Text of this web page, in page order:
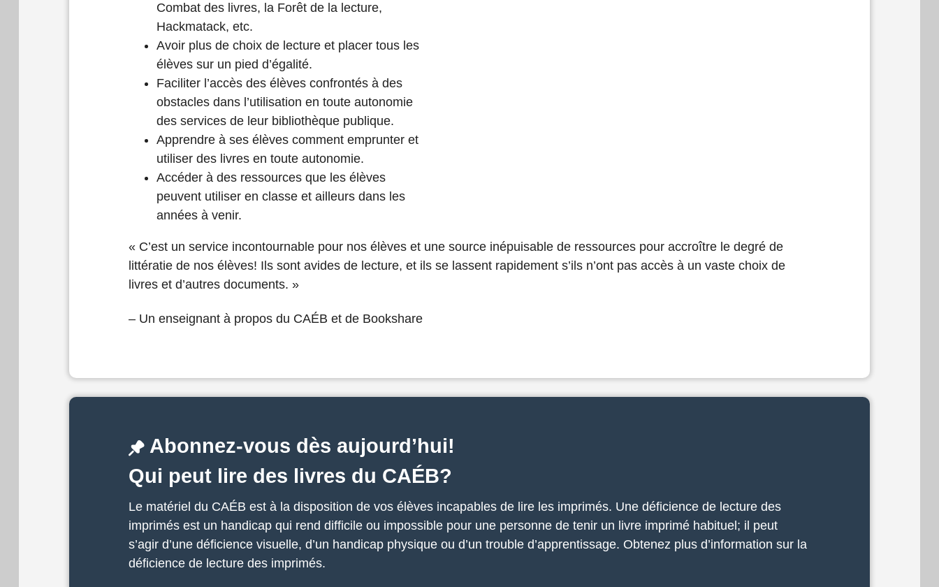
Combat des livres, la Forêt de la lecture,
Hackmatack, etc.
Avoir plus de choix de lecture et placer tous les
élèves sur un pied d’égalité.
Faciliter l’accès des élèves confrontés à des
obstacles dans l’utilisation en toute autonomie
des services de leur bibliothèque publique.
Apprendre à ses élèves comment emprunter et
utiliser des livres en toute autonomie.
Accéder à des ressources que les élèves
peuvent utiliser en classe et ailleurs dans les
années à venir.
« C’est un service incontournable pour nos élèves et une source inépuisable de ressources pour accroître le degré de
littératie de nos élèves! Ils sont avides de lecture, et ils se lassent rapidement s’ils n’ont pas accès à un vaste choix de
livres et d’autres documents. »
– Un enseignant à propos du CAÉB et de Bookshare
Abonnez-vous dès aujourd’hui!
Qui peut lire des livres du CAÉB?
Le matériel du CAÉB est à la disposition de vos élèves incapables de lire les imprimés. Une déficience de lecture des
imprimés est un handicap qui rend difficile ou impossible pour une personne de tenir un livre imprimé habituel; il peut
s’agir d’une déficience visuelle, d’un handicap physique ou d’un trouble d’apprentissage. Obtenez plus d’information sur la
déficience de lecture des imprimés.